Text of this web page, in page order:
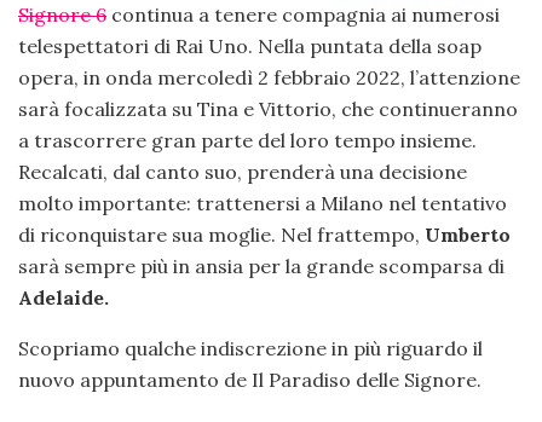
Signore 6 continua a tenere compagnia ai numerosi
telespettatori di Rai Uno. Nella puntata della soap
opera, in onda mercoledì 2 febbraio 2022, l’attenzione
sarà focalizzata su Tina e Vittorio, che continueranno
a trascorrere gran parte del loro tempo insieme.
Recalcati, dal canto suo, prenderà una decisione
molto importante: trattenersi a Milano nel tentativo
di riconquistare sua moglie. Nel frattempo, Umberto
sarà sempre più in ansia per la grande scomparsa di
Adelaide.
Scopriamo qualche indiscrezione in più riguardo il
nuovo appuntamento de Il Paradiso delle Signore.